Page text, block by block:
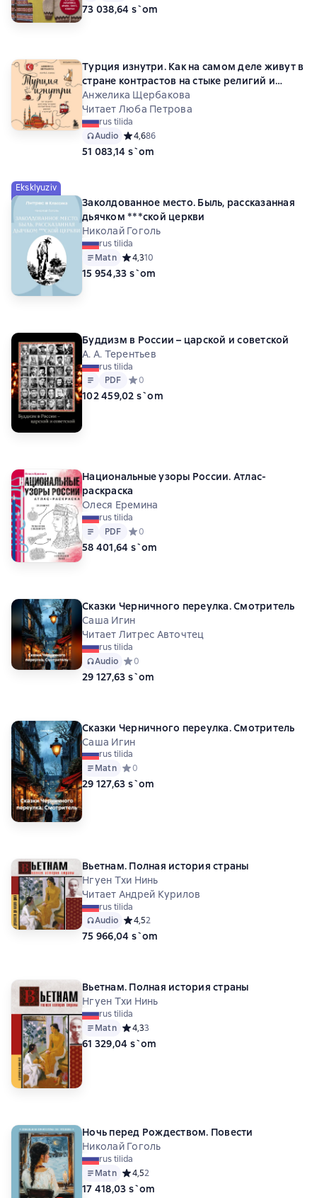
73 038,64 s`om
Турция изнутри. Как на самом деле живут в
стране контрастов на стыке религий и
культур?
Анжелика Щербакова
Читает Люба Петрова
rus tilida
Audio Средний рейтинг 4,6 на основе 86 оценок
4,686
51 083,14 s`om
Eksklyuziv
Заколдованное место. Быль, рассказанная
дьячком ***ской церкви
Николай Гоголь
rus tilida
Matn Средний рейтинг 4,3 на основе 10 оценок
4,310
15 954,33 s`om
Буддизм в России – царской и советской
А. А. Терентьев
rus tilida
Matn
PDF
PDF Средний рейтинг 0 на основе 0 оценок
0
102 459,02 s`om
Национальные узоры России. Атлас-
раскраска
Олеся Еремина
rus tilida
Matn
PDF
PDF Средний рейтинг 0 на основе 0 оценок
0
58 401,64 s`om
Сказки Черничного переулка. Смотритель
Саша Игин
Читает Литрес Авточтец
rus tilida
Audio Средний рейтинг 0 на основе 0 оценок
0
29 127,63 s`om
Сказки Черничного переулка. Смотритель
Саша Игин
rus tilida
Matn Средний рейтинг 0 на основе 0 оценок
0
29 127,63 s`om
Вьетнам. Полная история страны
Нгуен Тхи Нинь
Читает Андрей Курилов
rus tilida
Audio Средний рейтинг 4,5 на основе 2 оценок
4,52
75 966,04 s`om
Вьетнам. Полная история страны
Нгуен Тхи Нинь
rus tilida
Matn Средний рейтинг 4,3 на основе 3 оценок
4,33
61 329,04 s`om
Ночь перед Рождеством. Повести
Николай Гоголь
rus tilida
Matn Средний рейтинг 4,5 на основе 2 оценок
4,52
17 418,03 s`om